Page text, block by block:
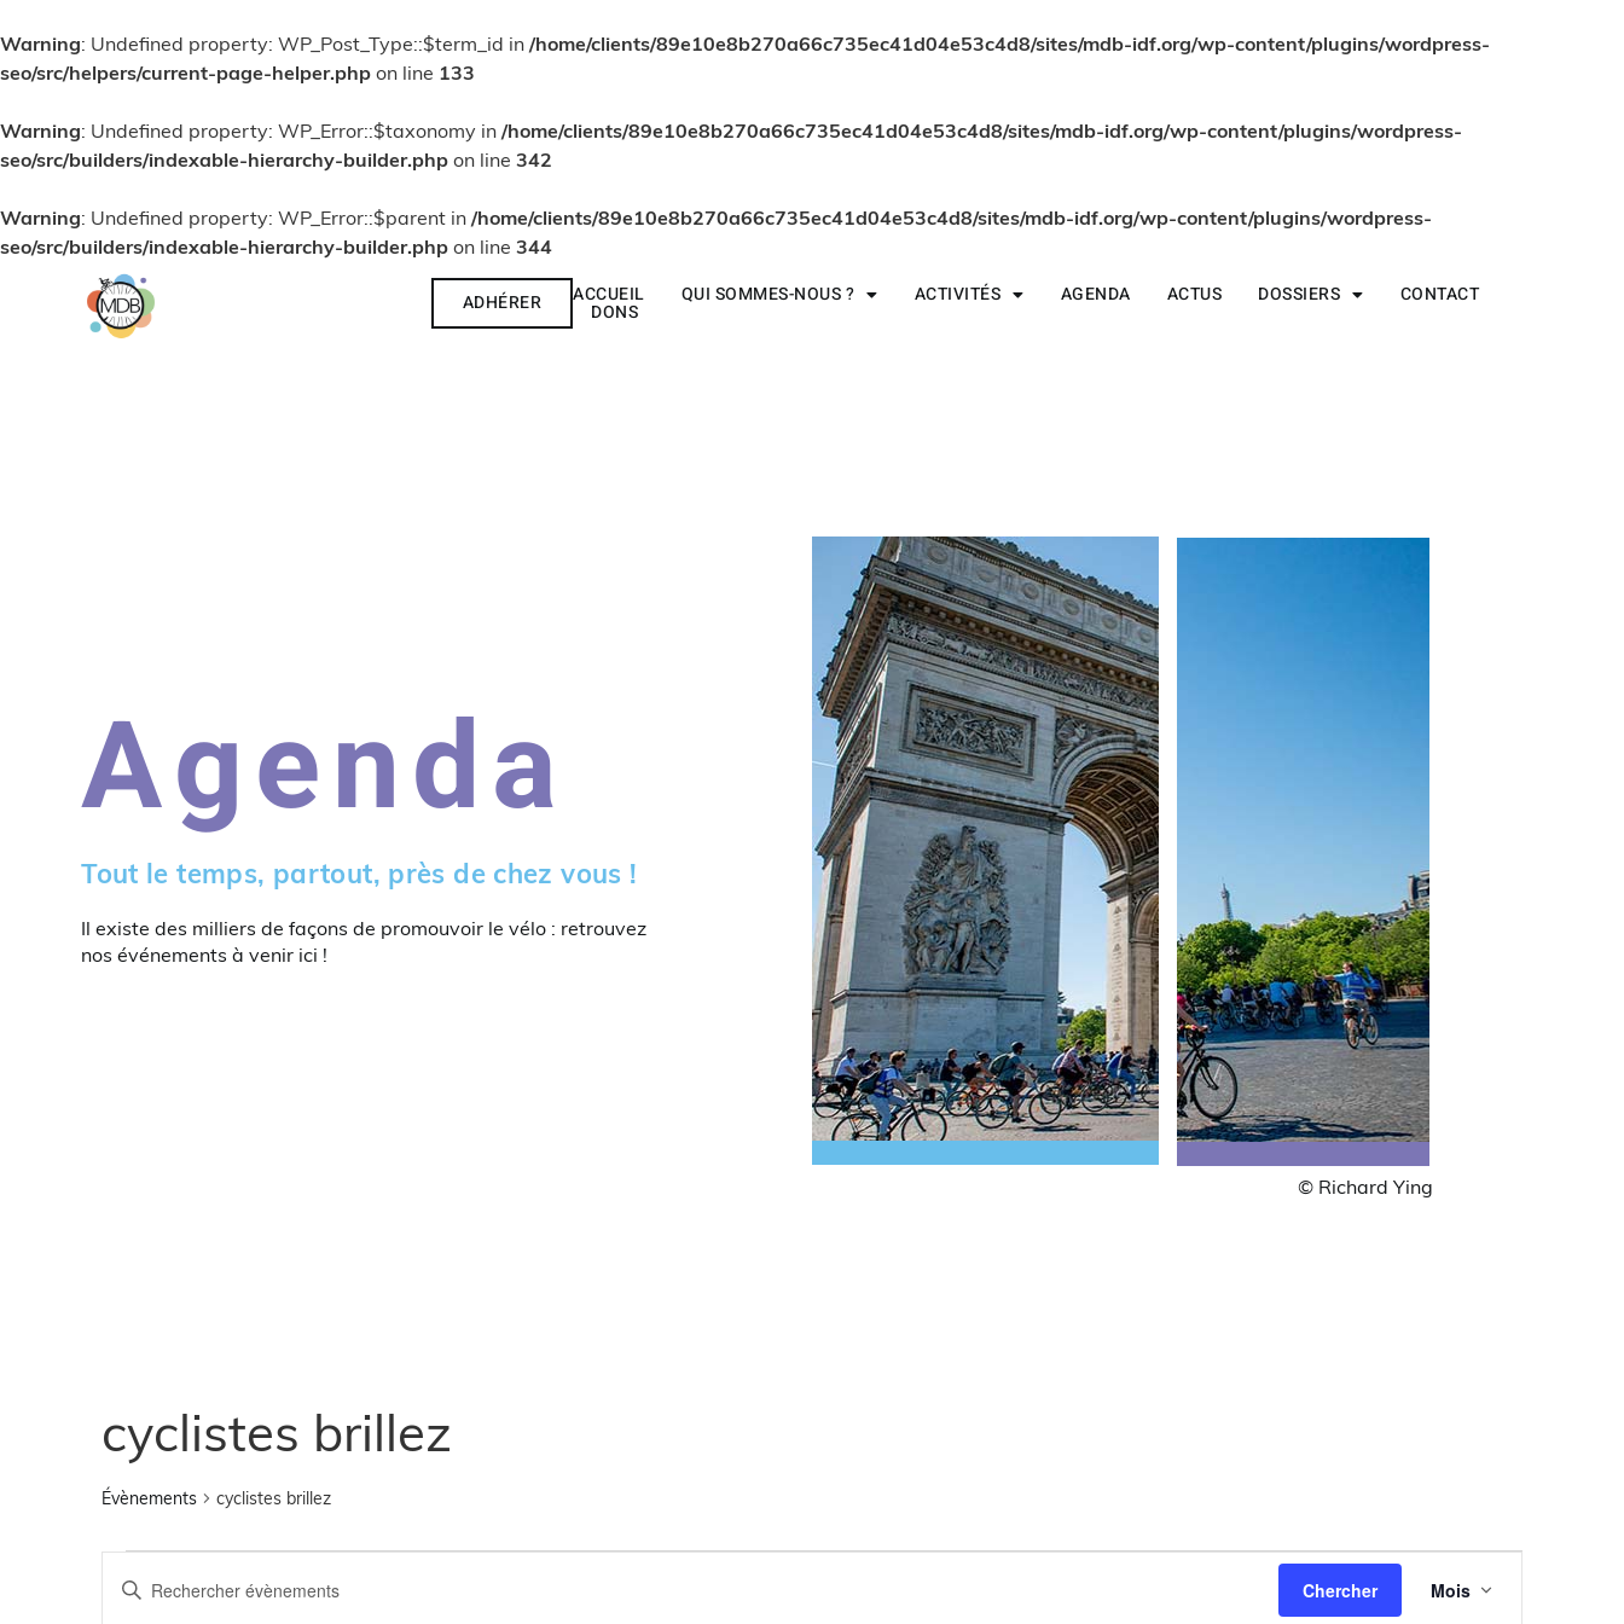
Warning: Undefined property: WP_Post_Type::$term_id in /home/clients/89e10e8b270a66c735ec41d04e53c4d8/sites/mdb-idf.org/wp-content/plugins/wordpress-
seo/src/helpers/current-page-helper.php on line 133
Warning: Undefined property: WP_Error::$taxonomy in /home/clients/89e10e8b270a66c735ec41d04e53c4d8/sites/mdb-idf.org/wp-content/plugins/wordpress-
seo/src/builders/indexable-hierarchy-builder.php on line 342
Warning: Undefined property: WP_Error::$parent in /home/clients/89e10e8b270a66c735ec41d04e53c4d8/sites/mdb-idf.org/wp-content/plugins/wordpress-
seo/src/builders/indexable-hierarchy-builder.php on line 344
ADHÉRER ACCUEIL QUI SOMMES-NOUS ? ACTIVITÉS AGENDA ACTUS DOSSIERS CONTACT
DONS
Agenda
Tout le temps, partout, près de chez vous !
Il existe des milliers de façons de promouvoir le vélo : retrouvez
nos événements à venir ici !
© Richard Ying
cyclistes brillez
Évènements cyclistes brillez
Recherche
Saisir
mot-
Chercher
de
Mois